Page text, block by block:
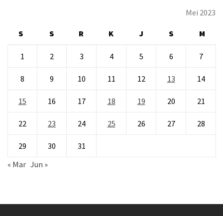
Mei 2023
S S R K J S M
1 2 3 4 5 6 7
8 9 10 11 12 13 14
15 16 17 18 19 20 21
22 23 24 25 26 27 28
29 30
31
« Mar Jun »